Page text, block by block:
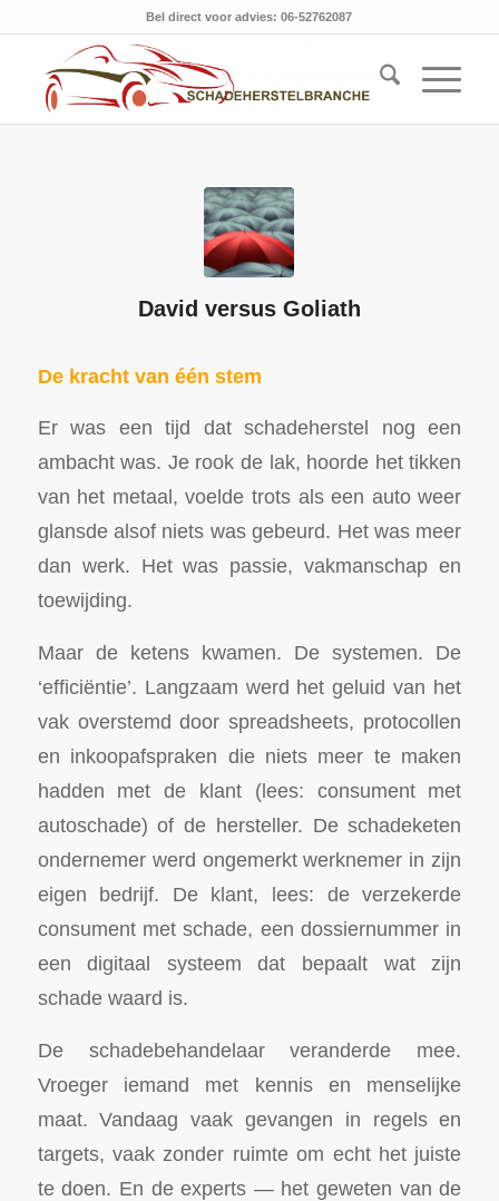
Bel direct voor advies: 06-52762087
David versus Goliath
De kracht van één stem
Er was een tijd dat schadeherstel nog een
ambacht was. Je rook de lak, hoorde het tikken
van het metaal, voelde trots als een auto weer
glansde alsof niets was gebeurd. Het was meer
dan werk. Het was passie, vakmanschap en
toewijding.
Maar de ketens kwamen. De systemen. De
‘efficiëntie’. Langzaam werd het geluid van het
vak overstemd door spreadsheets, protocollen
en inkoopafspraken die niets meer te maken
hadden met de klant (lees: consument met
autoschade) of de hersteller. De schadeketen
ondernemer werd ongemerkt werknemer in zijn
eigen bedrijf. De klant, lees: de verzekerde
consument met schade, een dossiernummer in
een digitaal systeem dat bepaalt wat zijn
schade waard is.
De schadebehandelaar veranderde mee.
Vroeger iemand met kennis en menselijke
maat. Vandaag vaak gevangen in regels en
targets, vaak zonder ruimte om echt het juiste
te doen. En de experts — het geweten van de